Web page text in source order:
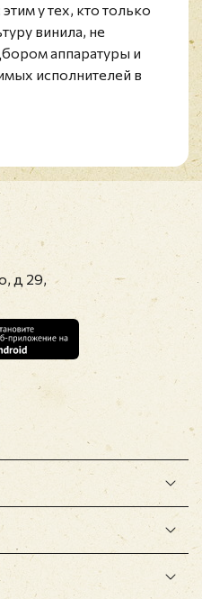
у тех, кто только
винила, не
аппаратуры и
исполнителей в
д 29,